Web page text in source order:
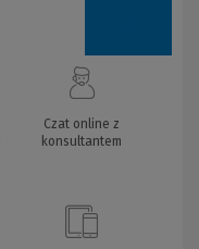
Czat online z
konsultantem